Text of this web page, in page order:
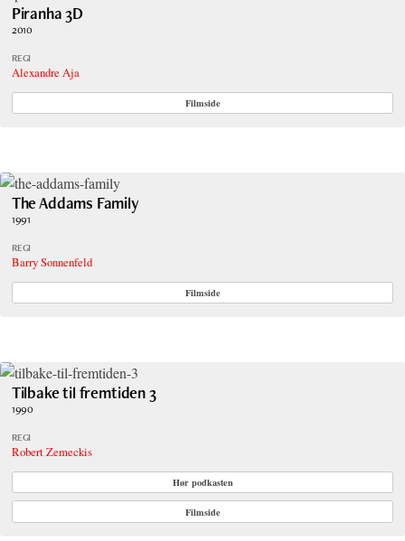
Piranha 3D
2010
REGI
Alexandre Aja
Filmside
The Addams Family
1991
REGI
Barry Sonnenfeld
Filmside
Tilbake til fremtiden 3
1990
REGI
Robert Zemeckis
Hør podkasten
Filmside